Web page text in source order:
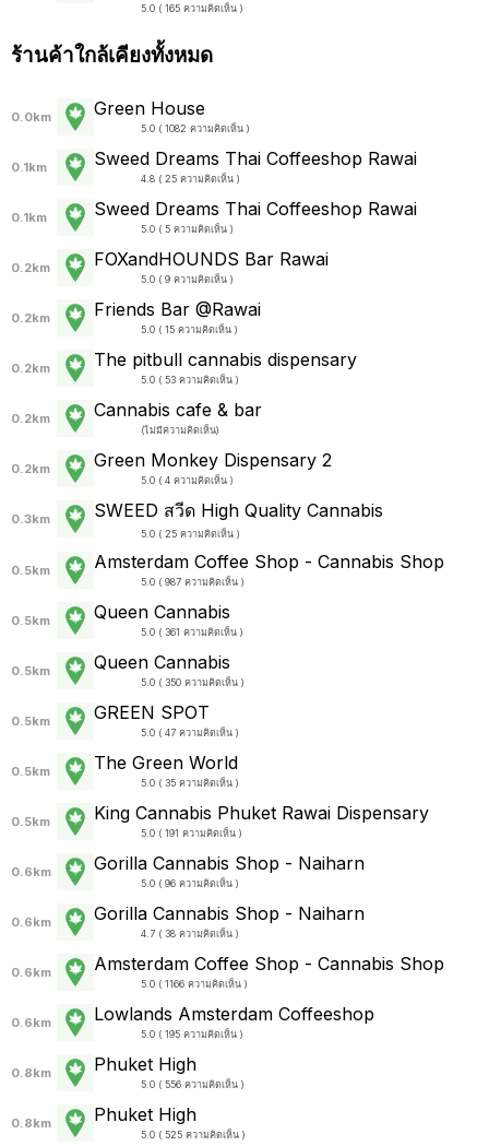
5.0 ( 165 ความคิดเห็น )
ร้านค้าใกล้เคียงทั้งหมด
0.0km Green House
5.0 ( 1082 ความคิดเห็น )
0.1km Sweed Dreams Thai Coffeeshop Rawai
4.8 ( 25 ความคิดเห็น )
0.1km Sweed Dreams Thai Coffeeshop Rawai
5.0 ( 5 ความคิดเห็น )
0.2km FOXandHOUNDS Bar Rawai
5.0 ( 9 ความคิดเห็น )
0.2km Friends Bar @Rawai
5.0 ( 15 ความคิดเห็น )
0.2km The pitbull cannabis dispensary
5.0 ( 53 ความคิดเห็น )
0.2km Cannabis cafe & bar
(ไม่มีความคิดเห็น)
0.2km Green Monkey Dispensary 2
5.0 ( 4 ความคิดเห็น )
0.3km SWEED สวีด High Quality Cannabis
5.0 ( 25 ความคิดเห็น )
0.5km Amsterdam Coffee Shop - Cannabis Shop
5.0 ( 987 ความคิดเห็น )
0.5km Queen Cannabis
5.0 ( 361 ความคิดเห็น )
0.5km Queen Cannabis
5.0 ( 350 ความคิดเห็น )
0.5km GREEN SPOT
5.0 ( 47 ความคิดเห็น )
0.5km The Green World
5.0 ( 35 ความคิดเห็น )
0.5km King Cannabis Phuket Rawai Dispensary
5.0 ( 191 ความคิดเห็น )
0.6km Gorilla Cannabis Shop - Naiharn
5.0 ( 96 ความคิดเห็น )
0.6km Gorilla Cannabis Shop - Naiharn
4.7 ( 38 ความคิดเห็น )
0.6km Amsterdam Coffee Shop - Cannabis Shop
5.0 ( 1166 ความคิดเห็น )
0.6km Lowlands Amsterdam Coffeeshop
5.0 ( 195 ความคิดเห็น )
0.8km Phuket High
5.0 ( 556 ความคิดเห็น )
0.8km Phuket High
5.0 ( 525 ความคิดเห็น )